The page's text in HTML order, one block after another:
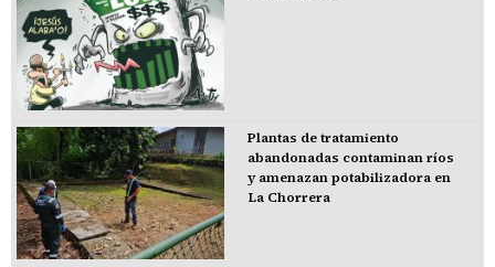
Plantas de tratamiento
abandonadas contaminan ríos
y amenazan potabilizadora en
La Chorrera